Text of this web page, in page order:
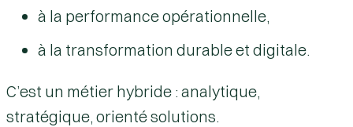
à la performance opérationnelle,
à la transformation durable et digitale.
C’est un métier hybride : analytique,
stratégique, orienté solutions.